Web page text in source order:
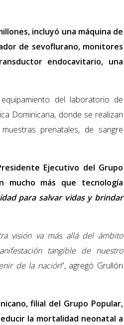
incluyó una máquina de
de sevoflurano, monitores
endocavitario, una
del laboratorio de
Dominicana, donde se realizan
prenatales, de sangre
Ejecutivo del Grupo
mucho más que tecnología
para salvar vidas y brindar
visión va más allá del ámbito
tangible de nuestro
de la nación", agregó Grullón
filial del Grupo Popular,
la mortalidad neonatal a